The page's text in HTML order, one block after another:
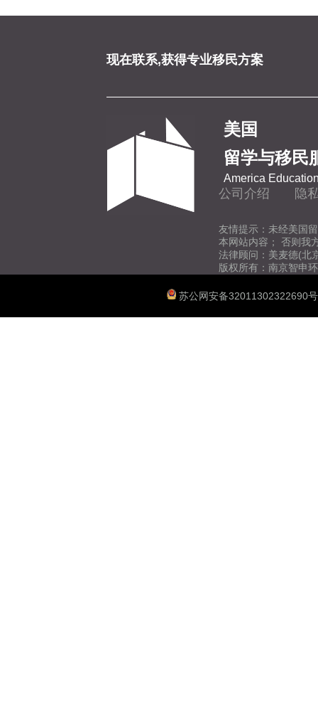
现在联系,获得专业移民方案
美国
留学与移民
America
公司介绍 隐
友情提示：未经美国
本网站内容； 否则我
法律顾问：美麦德(北
版权所有：南京智申
苏公网安备32011302322690号